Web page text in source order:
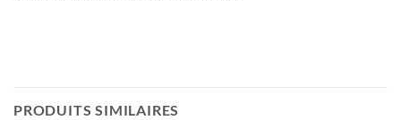
PRODUITS SIMILAIRES